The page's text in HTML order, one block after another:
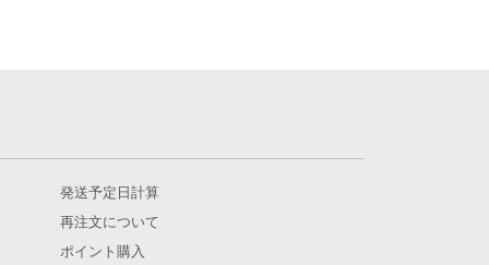
発送予定日計算
再注文について
ポイント購入